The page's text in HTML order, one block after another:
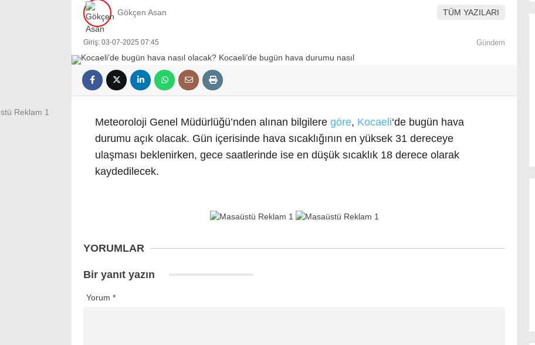
Gökçen Asan TÜM YAZILARI
Giriş: 03-07-2025 07:45 Gündem
Meteoroloji Genel Müdürlüğü’nden alınan bilgilere göre, Kocaeli‘de bugün hava
durumu açık olacak. Gün içerisinde hava sıcaklığının en yüksek 31 dereceye
ulaşması beklenirken, gece saatlerinde ise en düşük sıcaklık 18 derece olarak
kaydedilecek.
YORUMLAR
Bir yanıt yazın
Yorum *